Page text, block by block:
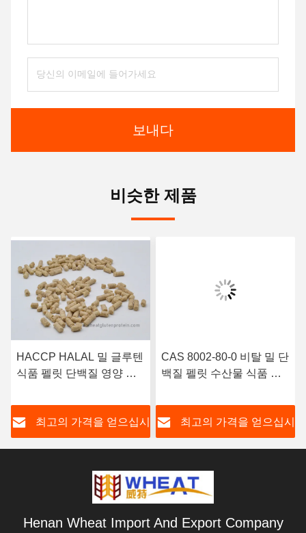
보내다
비슷한 제품
HACCP HALAL 밀 글루텐
식품 펠릿 단백질 영양 첨
최고의 가격을 얻으십시
CAS 8002-80-0 비탈 밀 단
백질 펠릿 수산물 식품 첨
최고의 가격을 얻으십시
Henan Wheat Import And Export Company